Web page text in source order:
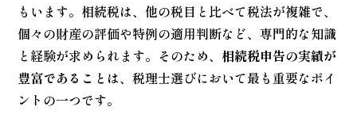
もいます。相続税は、他の税目と比べて税法が複雑で、
個々の財産の評価や特例の適用判断など、専門的な知識
と経験が求められます。そのため、相続税申告の実績が
豊富であること は、税理士選びにおいて最も重要なポイ
ントの一つです。